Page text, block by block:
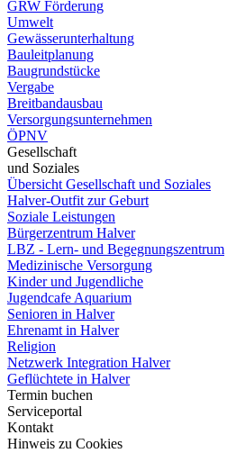
GRW Förderung
Umwelt
Gewässerunterhaltung
Bauleitplanung
Baugrundstücke
Vergabe
Breitbandausbau
Versorgungsunternehmen
ÖPNV
Gesellschaft
und Soziales
Übersicht Gesellschaft und Soziales
Halver-Outfit zur Geburt
Soziale Leistungen
Bürgerzentrum Halver
LBZ - Lern- und Begegnungszentrum
Medizinische Versorgung
Kinder und Jugendliche
Jugendcafe Aquarium
Senioren in Halver
Ehrenamt in Halver
Religion
Netzwerk Integration Halver
Geflüchtete in Halver
Termin buchen
Serviceportal
Kontakt
Hinweis zu Cookies